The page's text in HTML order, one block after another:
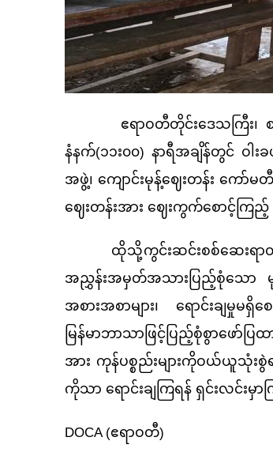
ဧရာဝတီတိုင်းဒေသကြီး၊ စားသုံး
နံနက်(၁၁း၀၀) နာရီအချိန်တွင် ဝ
အဖွဲ့၊ ကျောင်းမုန့်ဈေးတန်း ကော်
ဈေးတန်းအား ဈေးကွက်စောင့်ကြ
ထိုသို့ကွင်းဆင်းစစ်ဆေးရာတွင် ကျ
အညွှန်းအမှတ်အသားပြည့်စုံသော မုန့်
အစားအစာများ၊ ရောင်းချမှု
မြန်မာဘာသာဖြင့်ပြည့်စုံစွာဖော်ပြ
အား ကုန်ပစ္စည်းများကိုဝယ်ယူသုံးစွဲ
ကိုသာ ရောင်းချကြရန် ရှင်းလင်းမှ
DOCA (ဧရာဝတီ)